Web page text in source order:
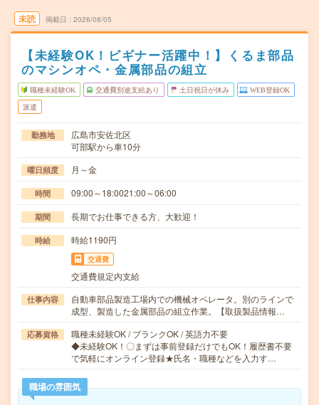
未読 掲載日 2026/08/05
【未経験OK！ビギナー活躍中！】くるま部品
のマシンオペ・金属部品の組立
職種未経験OK 交通費別途支給あり 土日祝日が休み WEB登録OK
派遣
勤務地
広島市安佐北区
可部駅から車10分
曜日頻度 月～金
時間 09:00～18:0021:00～06:00
期間 長期でお仕事できる方、大歓迎！
時給 時給1190円
交通費
交通費規定内支給
仕事内容
自動車部品製造工場内での機械オペレータ。別のラインで
成型、製造した金属部品の組立作業。【取扱製品情報…
応募資格
職種未経験OK / ブランクOK / 英語力不要
◆未経験OK！〇まずは事前登録だけでもOK！履歴書不要
で気軽にオンライン登録★氏名・職種などを入力す…
職場の雰囲気